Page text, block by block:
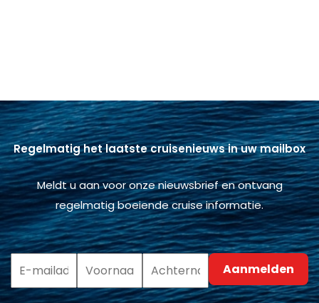
Regelmatig het laatste cruisenieuws in uw mailbox
Meldt u aan voor onze nieuwsbrief en ontvang
regelmatig boeiende cruise informatie.